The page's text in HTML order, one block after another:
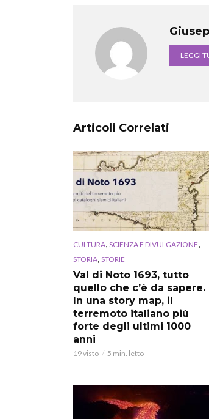
LEGGI
Articoli Correlati
CULTURA, SCIENZA E DIVULGAZIONE,
STORIA, STORIE
Val di Noto 1693, tutto
quello che c’è da sapere.
In una story map, il
terremoto italiano più
forte degli ultimi 1000
anni
19 visto 5 min. letto